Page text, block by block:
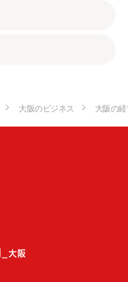
大阪のビジネス 大阪の